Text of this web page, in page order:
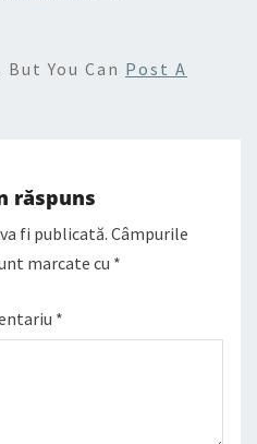
You Can Post A
răspuns
fi publicată. Câmpurile
marcate cu *
*